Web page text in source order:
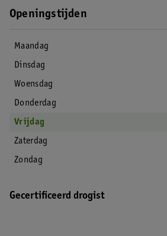
Openingstijden
Maandag
Dinsdag
Woensdag
Donderdag
Vrijdag
Zaterdag
Zondag
Gecertificeerd drogist